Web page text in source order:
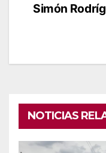
Simón
NOTICIAS